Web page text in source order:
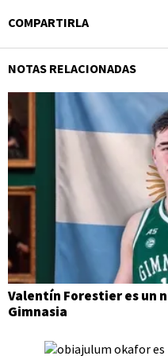
COMPARTIRLA
NOTAS RELACIONADAS
Valentín Forestier es un
Gimnasia